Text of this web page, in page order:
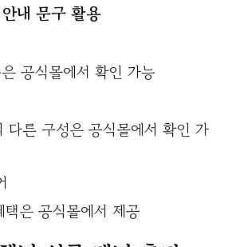
내 문구 활용
공식몰에서 확인 가능
다른 구성은 공식몰에서 확인 가
은 공식몰에서 제공